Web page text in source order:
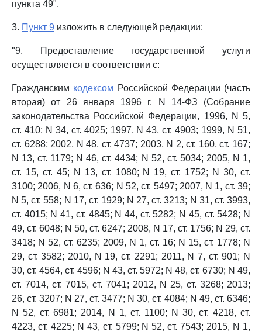
пункта 49".
3. Пункт 9 изложить в следующей редакции:
"9. Предоставление государственной услуги
осуществляется в соответствии с:
Гражданским кодексом Российской Федерации (часть
вторая) от 26 января 1996 г. N 14-ФЗ (Собрание
законодательства Российской Федерации, 1996, N 5,
ст. 410; N 34, ст. 4025; 1997, N 43, ст. 4903; 1999, N 51,
ст. 6288; 2002, N 48, ст. 4737; 2003, N 2, ст. 160, ст. 167;
N 13, ст. 1179; N 46, ст. 4434; N 52, ст. 5034; 2005, N 1,
ст. 15, ст. 45; N 13, ст. 1080; N 19, ст. 1752; N 30, ст.
3100; 2006, N 6, ст. 636; N 52, ст. 5497; 2007, N 1, ст. 39;
N 5, ст. 558; N 17, ст. 1929; N 27, ст. 3213; N 31, ст. 3993,
ст. 4015; N 41, ст. 4845; N 44, ст. 5282; N 45, ст. 5428; N
49, ст. 6048; N 50, ст. 6247; 2008, N 17, ст. 1756; N 29, ст.
3418; N 52, ст. 6235; 2009, N 1, ст. 16; N 15, ст. 1778; N
29, ст. 3582; 2010, N 19, ст. 2291; 2011, N 7, ст. 901; N
30, ст. 4564, ст. 4596; N 43, ст. 5972; N 48, ст. 6730; N 49,
ст. 7014, ст. 7015, ст. 7041; 2012, N 25, ст. 3268; 2013;
26, ст. 3207; N 27, ст. 3477; N 30, ст. 4084; N 49, ст. 6346;
N 52, ст. 6981; 2014, N 1, ст. 1100; N 30, ст. 4218, ст.
4223, ст. 4225; N 43, ст. 5799; N 52, ст. 7543; 2015, N 1,